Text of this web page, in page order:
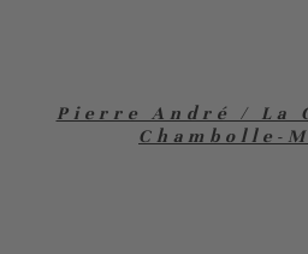
Pierre André / La
Chambolle-